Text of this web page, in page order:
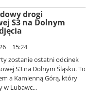
drogi
S3 na Dolnym
| 15:24
zostanie ostatni odcinek
S3 na Dolnym Śląsku. To
a Kamienną Górą, który
w Lubawc...